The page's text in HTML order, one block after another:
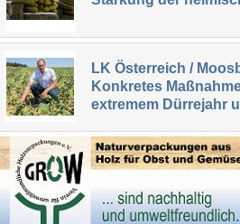
LK Österreich /
Konkretes
extremem Dürrejahr